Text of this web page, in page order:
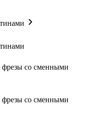
фрезы со сменными
фрезы со сменными